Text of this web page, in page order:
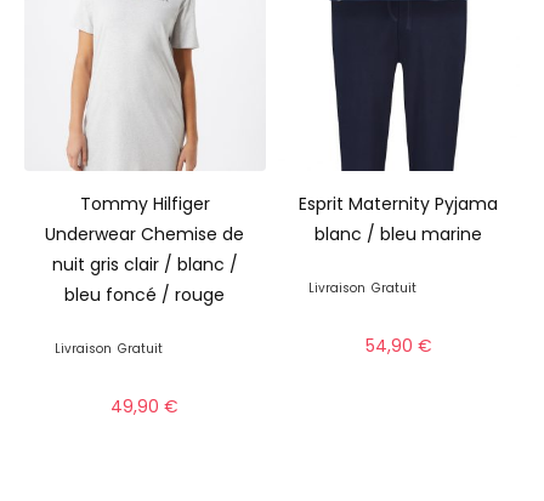
Tommy Hilfiger
Underwear Chemise de
nuit gris clair / blanc /
bleu foncé / rouge
Livraison Gratuit
49,90€
Esprit Maternity Pyjama
blanc / bleu marine
Livraison Gratuit
54,90 €